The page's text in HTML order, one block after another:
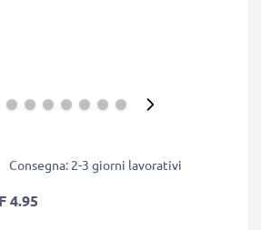
Consegna: 2-3 giorni lavorativi
4.95